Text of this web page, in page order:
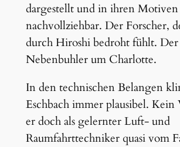
dargestellt und in ihren Motiven
nachvollziehbar. Der Forscher,
durch Hiroshi bedroht fühlt. Der
Nebenbuhler um Charlotte.
In den technischen Belangen
Eschbach immer plausibel.
er doch als gelernter Luft- und
Raumfahrttechniker quasi vom